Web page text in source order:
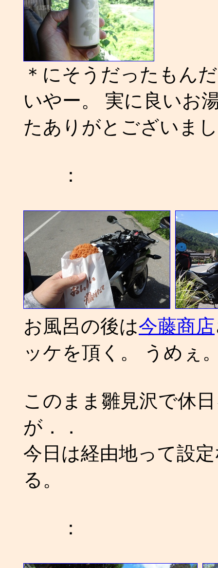
＊にそうだったもん
いやー。 実に良いお
たありがとございま
：
お風呂の後は今藤商店
ッケを頂く。 うめぇ
このまま雛見沢で休
が．．
今日は経由地って設
る。
：